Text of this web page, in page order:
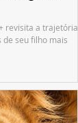
revisita a trajetória
de seu filho mais